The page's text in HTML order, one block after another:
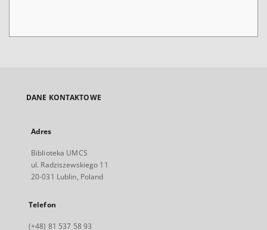
DANE KONTAKTOWE
Adres
Biblioteka UMCS
ul. Radziszewskiego 11
20-031 Lublin, Poland
Telefon
(+48) 81 537 58 93